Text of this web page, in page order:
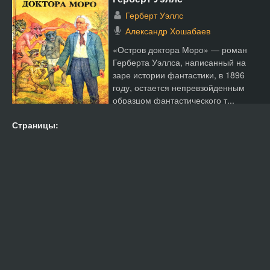
Герберт Уэллс
Александр Хошабаев
«Остров доктора Моро» — роман
Герберта Уэллса, написанный на
заре истории фантастики, в 1896
году, остается непревзойденным
образцом фантастического т...
Страницы: